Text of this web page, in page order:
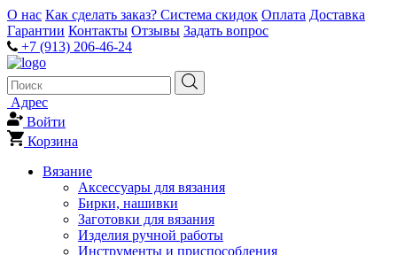
О нас Как сделать заказ? Система скидок Оплата Доставка
Гарантии Контакты Отзывы Задать вопрос
+7 (913) 206-46-24
Адрес
Войти
Корзина
Вязание
Аксессуары для вязания
Бирки, нашивки
Заготовки для вязания
Изделия ручной работы
Инструменты и приспособления